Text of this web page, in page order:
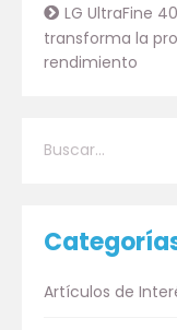
LG UltraFine
transforma la
rendimiento
Artículos de